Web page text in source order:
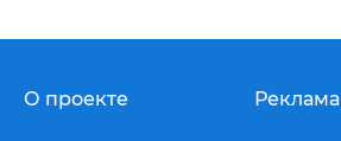
О проекте Реклама